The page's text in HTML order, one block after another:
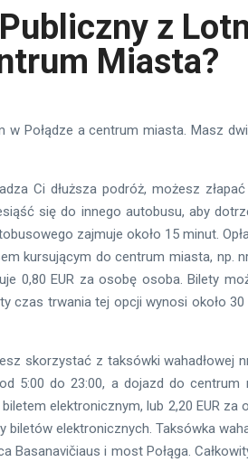
z
Miasta?
Połądze a centrum miasta. Masz
Ci dłuższa podróż, możesz
się do innego autobusu, aby
zajmuje około 15 minut.
kursującym do centrum miasta, np.
0,80 EUR za osobę osoba. Bilety
czas trwania tej opcji wynosi około
skorzystać z taksówki wahadłowej
5:00 do 23:00, a dojazd do centrum
elektronicznym, lub 2,20 EUR za
elektronicznych. Taksówka
Basanavičiaus i most Połąga.